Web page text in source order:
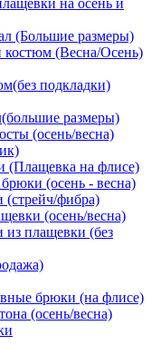
(Большие размеры)
(Весна/Осень)
подкладки)
размеры)
(осень/весна)
(Плащевка на флисе)
(осень - весна)
фибра)
(осень/весна)
плащевки (без
брюки (на флисе)
(осень/весна)